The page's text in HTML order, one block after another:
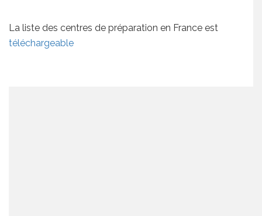
La liste des centres de préparation en France est
téléchargeable